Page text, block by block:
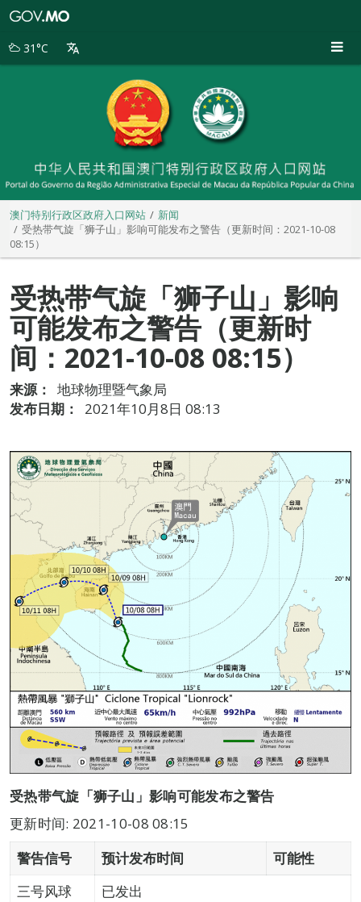
别
31°C
澳门特别行政区政府入口网站
新闻
受热带气旋「狮子山」影响可能发布之警告（更新时间：2021-10-08
08:15）
受热带气旋「狮子山」影响
可能发布之警告（更新时
间：2021-10-08 08:15）
来源：
地球物理暨气象局
发布日期：
2021年10月8日 08:13
受热带气旋「狮子山」影响可能发布之警告
更新时间: 2021-10-08 08:15
警告信号
预计发布时间
可能性
三号风球
已发出